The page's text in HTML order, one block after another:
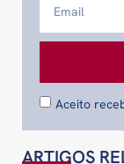
Aceito
ARTIGOS